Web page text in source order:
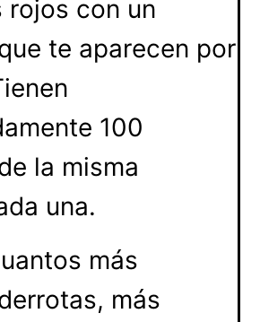
rojos con un
te aparecen por
100
la misma
una.
más
más